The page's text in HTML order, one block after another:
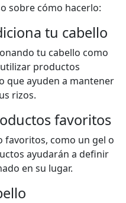
sobre cómo hacerlo:
tu cabello
tu cabello como
productos
que ayuden a mantener
rizos.
favoritos
favoritos, como un gel o
ayudarán a definir
en su lugar.